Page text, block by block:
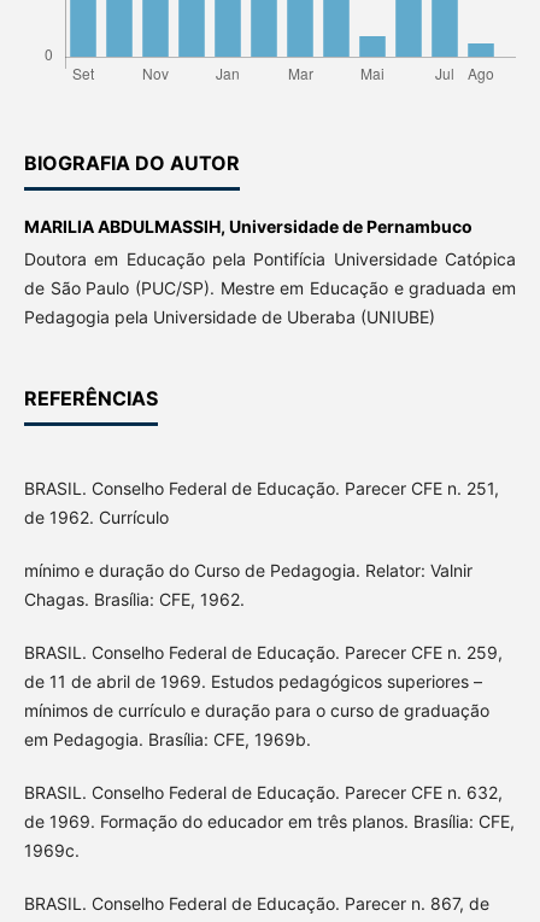
BIOGRAFIA DO AUTOR
MARILIA ABDULMASSIH, Universidade de Pernambuco
Doutora em Educação pela Pontifícia Universidade Catópica
de São Paulo (PUC/SP). Mestre em Educação e graduada em
Pedagogia pela Universidade de Uberaba (UNIUBE)
REFERÊNCIAS
BRASIL. Conselho Federal de Educação. Parecer CFE n. 251,
de 1962. Currículo
mínimo e duração do Curso de Pedagogia. Relator: Valnir
Chagas. Brasília: CFE, 1962.
BRASIL. Conselho Federal de Educação. Parecer CFE n. 259,
de 11 de abril de 1969. Estudos pedagógicos superiores –
mínimos de currículo e duração para o curso de graduação
em Pedagogia. Brasília: CFE, 1969b.
BRASIL. Conselho Federal de Educação. Parecer CFE n. 632,
de 1969. Formação do educador em três planos. Brasília: CFE,
1969c.
BRASIL. Conselho Federal de Educação. Parecer n. 867, de